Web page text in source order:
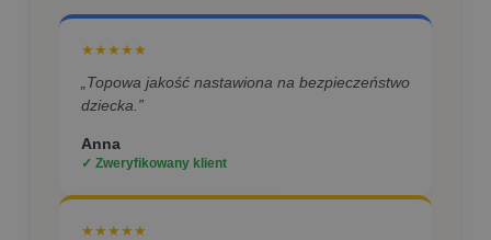
★★★★★
„Topowa jakość nastawiona na bezpieczeństwo
dziecka.”
Anna
✓ Zweryfikowany klient
★★★★★